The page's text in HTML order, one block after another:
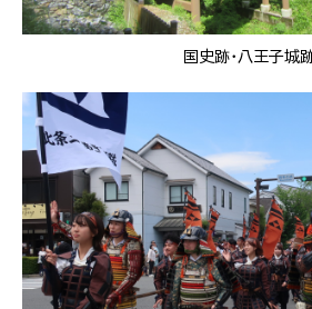
国史跡・八王子城